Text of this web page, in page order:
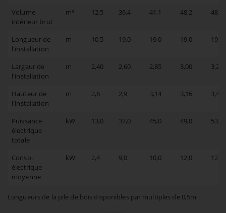
Volume
intérieur brut
m³ 12,5 36,4 41,1 48,2 48,7
Longueur de
l'installation
m 10,5 19,0 19,0 19,0 19,0
Largeur de
l'installation
m 2,40 2,60 2,85 3,00 3,2
Hauteur de
l'installation
m 2,6 2,9 3,14 3,16 3,4
Puissance
électrique
totale
kW 13,0 37,0 45,0 49,0 53,0
Conso.
électrique
moyenne
kW 2,4 9,0 10,0 12,0 12,0
Longueurs de la pile de bois disponibles par multiples de 0,5m